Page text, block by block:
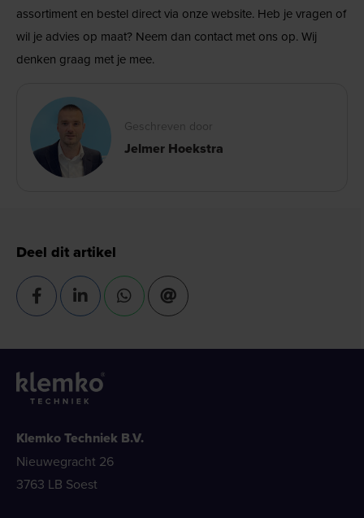
assortiment en bestel direct via onze website. Heb je vragen of
wil je advies op maat? Neem dan contact met ons op. Wij
denken graag met je mee.
Geschreven door
Jelmer Hoekstra
Deel dit artikel
Klemko Techniek B.V.
Nieuwegracht 26
3763 LB Soest